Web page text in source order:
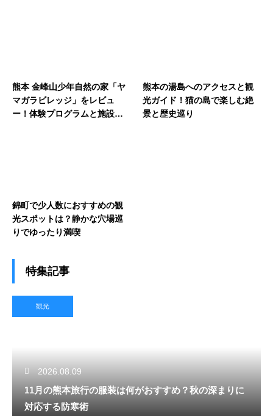
熊本 金峰山少年自然の家「ヤ
マガラビレッジ」をレビュ
ー！体験プログラムと施設の
熊本の湯島へのアクセスと観
光ガイド！猫の島で楽しむ絶
景と歴史巡り
錦町で少人数におすすめの観
光スポットは？静かな穴場巡
りでゆったり満喫
特集記事
観光
2026.08.09
11月の熊本旅行の服装は何がおすすめ？秋の深まりに
対応する防寒術